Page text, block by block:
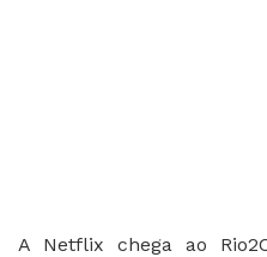
A Netflix chega ao